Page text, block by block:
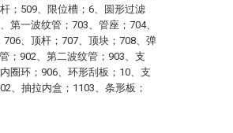
；509、限位槽；6、圆形过滤
第一波纹管；703、管座；704、
、顶杆；707、顶块；708、弹
；902、第二波纹管；903、支
圈环；906、环形刮板；10、支
、抽拉内盒；1103、条形板；